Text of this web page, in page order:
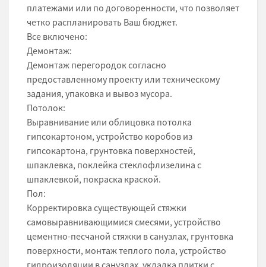
платежами или по договоренности, что позволяет
четко распланировать Ваш бюджет.
Все включено:
Демонтаж:
Демонтаж перегородок согласно
предоставленному проекту или техническому
задания, упаковка и вывоз мусора.
Потолок:
Выравнивание или облицовка потолка
гипсокартоном, устройство коробов из
гипсокартона, грунтовка поверхностей,
шпаклевка, поклейка стеклофлизелина с
шпаклевкой, покраска краской.
Пол:
Корректировка существующей стяжки
самовыравнивающимися смесями, устройство
цементно-песчаной стяжки в санузлах, грунтовка
поверхности, монтаж теплого пола, устройство
гидроизоляции в санузлах, укладка плитки с